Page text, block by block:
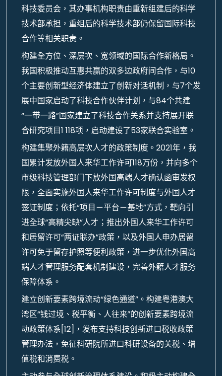
科技委员会，其办事机构职责由重新组建后的科学
技术部承担，重组后的科学技术部仍保留国际科技
合作等相关职责。
构建全方位、深层次、宽领域的国际合作新格局。
我国积极推动互惠共赢的双多边政府间合作，与10
个主要创新型经济体建立了创新对话机制，与7个发
展中国家启动了科技合作伙伴计划，与84个共建
“一带一路”国家建立了科技合作关系并支持展开联
合研究项目1 118项，启动建设了53家联合实验室。
构建集聚外籍高层次人才的政策制度。2021年，我
国累计发放外国人来华工作许可118万份，并向多个
市级科技管理部门下放外国高端人才确认函审发权
限，全面实施外国人来华工作许可制度与外国人才
签证制度；依托“项目－平台－基地”方式，靶向引
进全球“高精尖缺”人才；推出外国人来华工作许可
和居留许可“两证联办”政策，以及外国人申办居留
许可免于留存护照等便利政策，进一步优化外国高
端人才管理服务配套机制建设，完善外籍人才服务
保障体系。
建立创新要素跨境流动“绿色通道”。构建粤港澳大
湾区“钱过境、税平衡、人往来”的创新要素跨境流
动政策体系[12]，发布支持科技创新进口税收政策
管理办法，免征科研院所进口科研设备的关税、增
值税和消费税。